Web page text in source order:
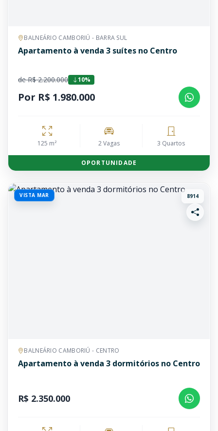
BALNEÁRIO CAMBORIÚ - BARRA SUL
Apartamento à venda 3 suítes no Centro
de R$ 2.200.000 10%
Por R$ 1.980.000
125 m² 2 Vagas 3 Quartos
OPORTUNIDADE
VISTA MAR 8914
BALNEÁRIO CAMBORIÚ - CENTRO
Apartamento à venda 3 dormitórios no Centro
R$ 2.350.000